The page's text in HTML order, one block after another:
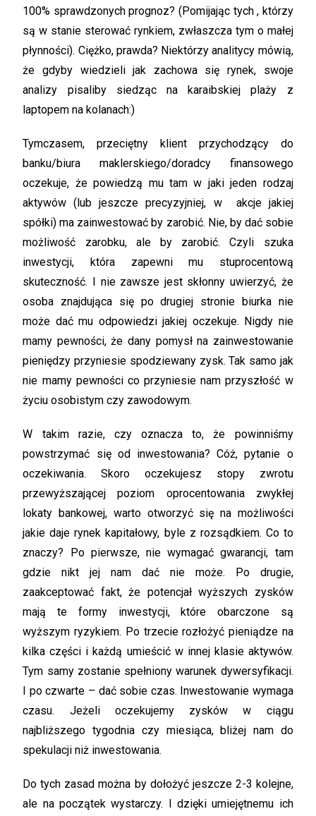
100% sprawdzonych prognoz? (Pomijając tych , którzy
są w stanie sterować rynkiem, zwłaszcza tym o małej
płynności). Ciężko, prawda? Niektórzy analitycy mówią,
że gdyby wiedzieli jak zachowa się rynek, swoje
analizy pisaliby siedząc na karaibskiej plaży z
laptopem na kolanach:)
Tymczasem, przeciętny klient przychodzący do
banku/biura maklerskiego/doradcy finansowego
oczekuje, że powiedzą mu tam w jaki jeden rodzaj
aktywów (lub jeszcze precyzyjniej, w akcje jakiej
spółki) ma zainwestować by zarobić. Nie, by dać sobie
możliwość zarobku, ale by zarobić. Czyli szuka
inwestycji, która zapewni mu stuprocentową
skuteczność. I nie zawsze jest skłonny uwierzyć, że
osoba znajdująca się po drugiej stronie biurka nie
może dać mu odpowiedzi jakiej oczekuje. Nigdy nie
mamy pewności, że dany pomysł na zainwestowanie
pieniędzy przyniesie spodziewany zysk. Tak samo jak
nie mamy pewności co przyniesie nam przyszłość w
życiu osobistym czy zawodowym.
W takim razie, czy oznacza to, że powinniśmy
powstrzymać się od inwestowania? Cóż, pytanie o
oczekiwania. Skoro oczekujesz stopy zwrotu
przewyższającej poziom oprocentowania zwykłej
lokaty bankowej, warto otworzyć się na możliwości
jakie daje rynek kapitałowy, byle z rozsądkiem. Co to
znaczy? Po pierwsze, nie wymagać gwarancji, tam
gdzie nikt jej nam dać nie może. Po drugie,
zaakceptować fakt, że potencjał wyższych zysków
mają te formy inwestycji, które obarczone są
wyższym ryzykiem. Po trzecie rozłożyć pieniądze na
kilka części i każdą umieścić w innej klasie aktywów.
Tym samy zostanie spełniony warunek dywersyfikacji.
I po czwarte – dać sobie czas. Inwestowanie wymaga
czasu. Jeżeli oczekujemy zysków w ciągu
najbliższego tygodnia czy miesiąca, bliżej nam do
spekulacji niż inwestowania.
Do tych zasad można by dołożyć jeszcze 2-3 kolejne,
ale na początek wystarczy. I dzięki umiejętnemu ich